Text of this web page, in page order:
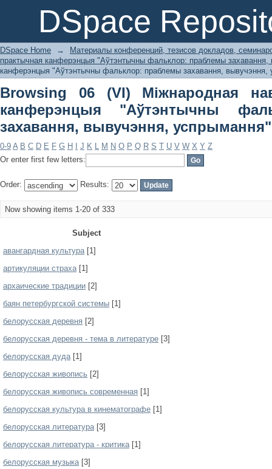
DSpace
Browsing 06 (VI) Міжнародная
"Аўтэнтычны фальклор:
Subject
DSpace Home →
Материалы конференций, тезисов докладов,
практычная канферэнцыя "Аўтэнтычны фальклор: праблемы
канферэнцыя "Аўтэнтычны фальклор: праблемы захавання, вывучэння,
Browsing 06 (VI) Міжнародная
канферэнцыя "Аўтэнтычны
захавання, вывучэння,
0-9 A B C D E F G H J K L M N O P Q R S T U V W X Y Z
Or enter first few letters:
Order: Results:
Now showing items 1-20 of 333
Subject
авангардная культура[1]
артикуляции страха[1]
архаические традиции [2]
баян петербургской системы [1]
белорусская деревня [2]
белорусская деревня - тема в литературе [3]
белорусская дуда[1]
белорусская живопись [2]
белорусская живопись современная [1]
белорусская культура в кинематографе [1]
белорусская литература[3]
белорусская литература - критика[1]
белорусская музыка[3]